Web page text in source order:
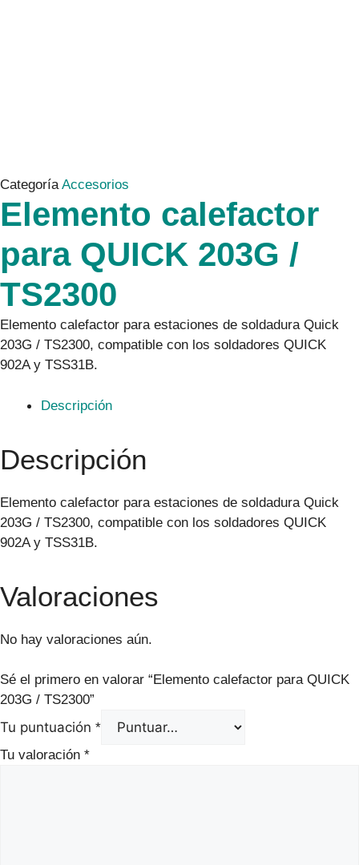
Categoría Accesorios
Elemento calefactor
para QUICK 203G /
TS2300
Elemento calefactor para estaciones de soldadura Quick
203G / TS2300, compatible con los soldadores QUICK
902A y TSS31B.
Descripción
Descripción
Elemento calefactor para estaciones de soldadura Quick
203G / TS2300, compatible con los soldadores QUICK
902A y TSS31B.
Valoraciones
No hay valoraciones aún.
Sé el primero en valorar “Elemento calefactor para QUICK
203G / TS2300”
Tu puntuación *
Tu valoración *